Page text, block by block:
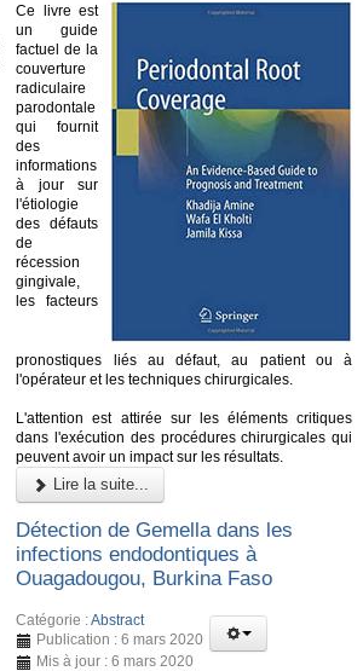
Ce livre est
un guide
factuel de la
couverture
radiculaire
parodontale
qui fournit
des
informations
à jour sur
l'étiologie
des défauts
de
récession
gingivale,
les facteurs
pronostiques liés au défaut, au patient ou à
l'opérateur et les techniques chirurgicales.
L'attention est attirée sur les éléments critiques
dans l'exécution des procédures chirurgicales qui
peuvent avoir un impact sur les résultats.
Lire la suite...
Détection de Gemella dans les
infections endodontiques à
Ouagadougou, Burkina Faso
Catégorie :Abstract
Publication : 6 mars 2020
Mis à jour : 6 mars 2020